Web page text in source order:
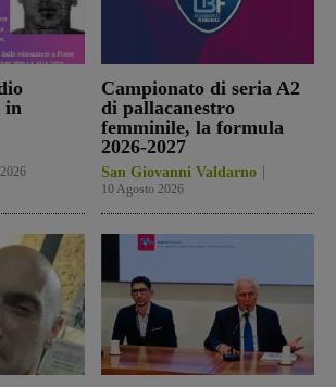
in
Campionato di seria A2
di pallacanestro
femminile, la formula
2026-2027
San Giovanni Valdarno
10 Agosto 2026